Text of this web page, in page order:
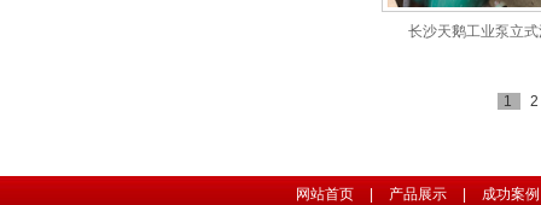
长沙天鹅工业泵立
1 2
网站首页 产品展示 成功案例